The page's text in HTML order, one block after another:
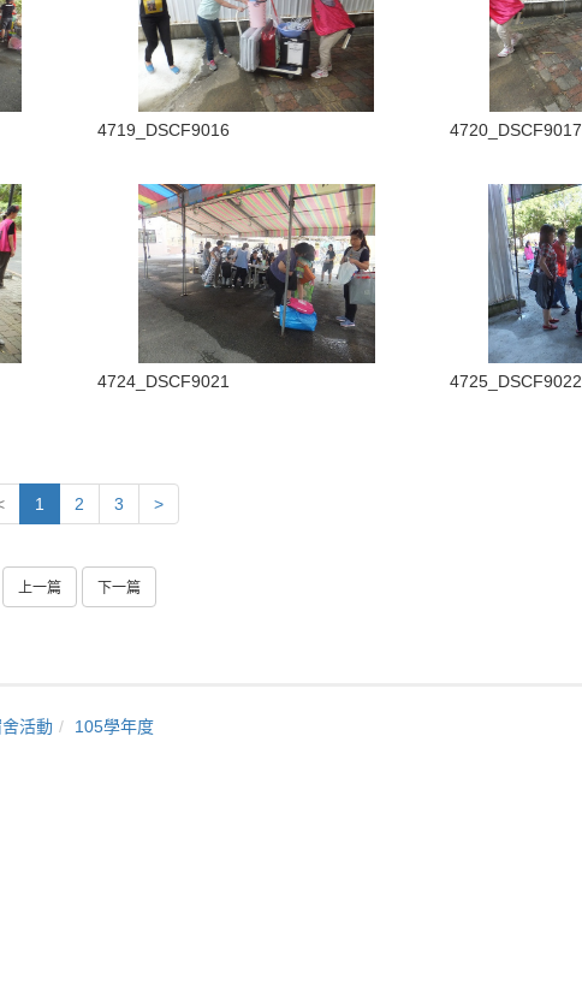
4719_DSCF9016 4720_DSCF9017
4724_DSCF9021 4725_DSCF9022
1 2 3 >
上一篇 下一篇
活動 105學年度